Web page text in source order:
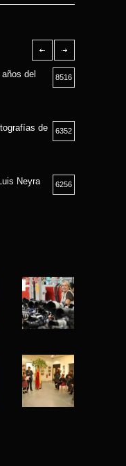
del
8516
de
6352
Neyra
6256
Fermin
5810
en
Blume
4926